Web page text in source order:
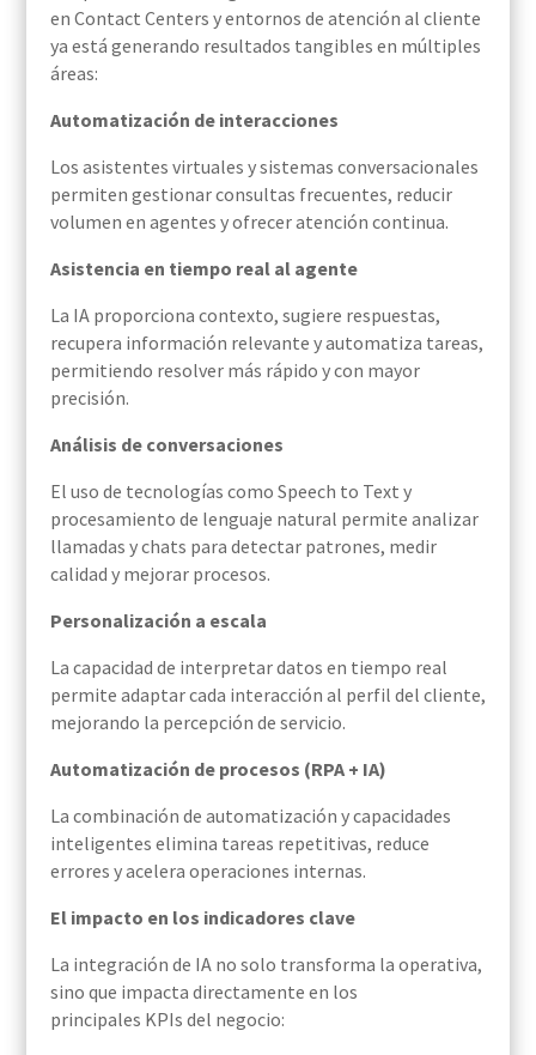
en Contact Centers y entornos de atención al cliente
ya está generando resultados tangibles en múltiples
áreas:
Automatización de interacciones
Los asistentes virtuales y sistemas conversacionales
permiten gestionar consultas frecuentes, reducir
volumen en agentes y ofrecer atención continua.
Asistencia en tiempo real al agente
La IA proporciona contexto, sugiere respuestas,
recupera información relevante y automatiza tareas,
permitiendo resolver más rápido y con mayor
precisión.
Análisis de conversaciones
El uso de tecnologías como Speech to Text y
procesamiento de lenguaje natural permite analizar
llamadas y chats para detectar patrones, medir
calidad y mejorar procesos.
Personalización a escala
La capacidad de interpretar datos en tiempo real
permite adaptar cada interacción al perfil del cliente,
mejorando la percepción de servicio.
Automatización de procesos (RPA + IA)
La combinación de automatización y capacidades
inteligentes elimina tareas repetitivas, reduce
errores y acelera operaciones internas.
El impacto en los indicadores clave
La integración de IA no solo transforma la operativa,
sino que impacta directamente en los
principales KPIs del negocio: